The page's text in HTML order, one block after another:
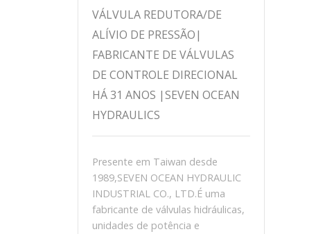
VÁLVULA REDUTORA/DE
ALÍVIO DE PRESSÃO|
FABRICANTE DE VÁLVULAS
DE CONTROLE DIRECIONAL
HÁ 31 ANOS |SEVEN OCEAN
HYDRAULICS
Presente em Taiwan desde
1989,SEVEN OCEAN HYDRAULIC
INDUSTRIAL CO., LTD.É uma
fabricante de válvulas hidráulicas,
unidades de potência e